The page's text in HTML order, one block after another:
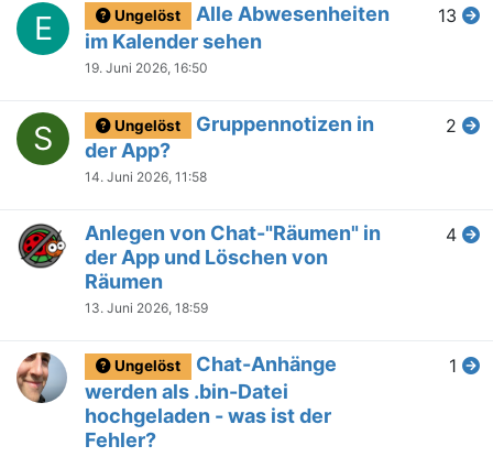
E Ungelöst
Alle Abwesenheiten
im Kalender sehen
19. Juni 2026, 16:50
13
S Ungelöst
Gruppennotizen in
der App?
14. Juni 2026, 11:58
2
Anlegen von Chat-"Räumen" in
der App und Löschen von
Räumen
13. Juni 2026, 18:59
4
Ungelöst
Chat-Anhänge
werden als .bin-Datei
hochgeladen - was ist der
Fehler?
1